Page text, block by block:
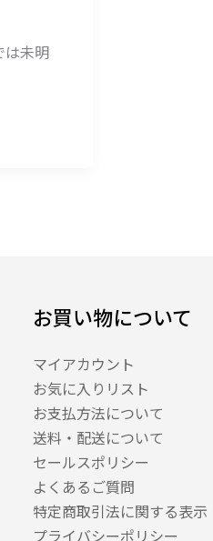
は未明
お買い物について
マイアカウント
お気に入りリスト
お支払方法について
送料・配送について
セールスポリシー
よくあるご質問
特定商取引法に関する表示
プライバシーポリシー